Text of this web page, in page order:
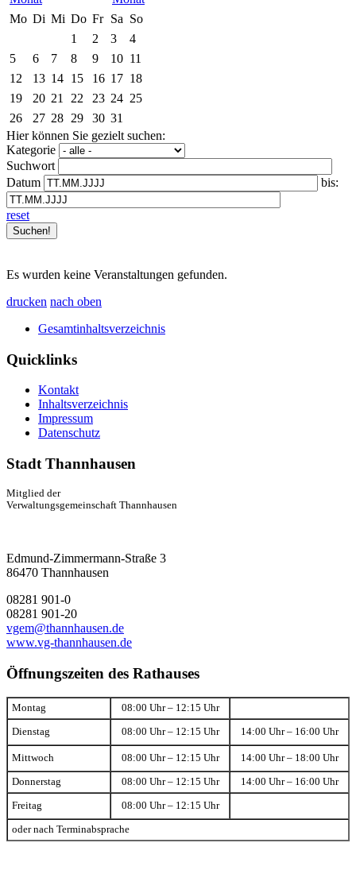
Mo Di Mi Do Fr Sa So
1
2 3
4
5
6 7 8 9 10 11
12
13 14 15 16 17 18
19
20 21 22 23 24 25
26
27 28 29 30 31
Hier können Sie gezielt suchen:
Kategorie
Suchwort
Datum
bis:
reset
Es wurden keine Veranstaltungen gefunden.
drucken nach oben
Gesamtinhaltsverzeichnis
Quicklinks
Kontakt
Inhaltsverzeichnis
Impressum
Datenschutz
Stadt Thannhausen
Mitglied der
Verwaltungsgemeinschaft Thannhausen
Edmund-Zimmermann-Straße 3
86470 Thannhausen
08281 901-0
08281 901-20
vgem@thannhausen.de
www.vg-thannhausen.de
Öffnungszeiten des Rathauses
Montag 08:00 Uhr – 12:15 Uhr
Dienstag 08:00 Uhr – 12:15 Uhr 14:00 Uhr – 16:00 Uhr
Mittwoch 08:00 Uhr – 12:15 Uhr 14:00 Uhr – 18:00 Uhr
Donnerstag 08:00 Uhr – 12:15 Uhr 14:00 Uhr – 16:00 Uhr
Freitag 08:00 Uhr – 12:15 Uhr
oder nach Terminabsprache